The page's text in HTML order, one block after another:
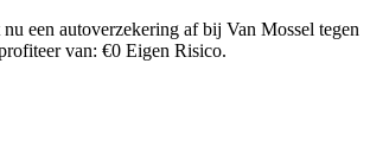
een autoverzekering af bij Van Mossel tegen
van: €0 Eigen Risico.